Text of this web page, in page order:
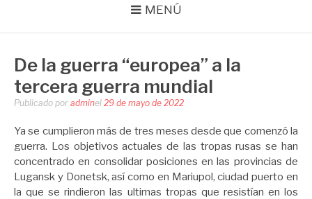
MENÚ
De la guerra “europea” a la
tercera guerra mundial
Publicado por adminel 29 de mayo de 2022
Ya se cumplieron más de tres meses desde que comenzó la
guerra. Los objetivos actuales de las tropas rusas se han
concentrado en consolidar posiciones en las provincias de
Lugansk y Donetsk, así como en Mariupol, ciudad puerto en
la que se rindieron las ultimas tropas que resistían en los